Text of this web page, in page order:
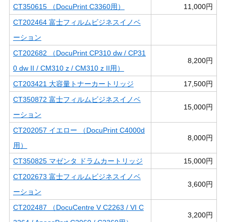
CT350615 （DocuPrint C3360用）
11,000円
CT202464 富士フィルムビジネスイノベ
ーション
CT202682 （DocuPrint CP310 dw / CP31
0 dw II / CM310 z / CM310 z II用）
8,200円
CT203421 大容量トナーカートリッジ
17,500円
CT350872 富士フィルムビジネスイノベ
ーション
15,000円
CT202057 イエロー （DocuPrint C4000d
用）
8,000円
CT350825 マゼンタ ドラムカートリッジ
15,000円
CT202673 富士フィルムビジネスイノベ
ーション
3,600円
CT202487 （DocuCentre V C2263 / VI C
3,200円